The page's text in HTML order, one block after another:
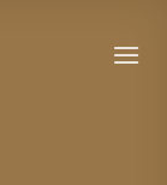
content